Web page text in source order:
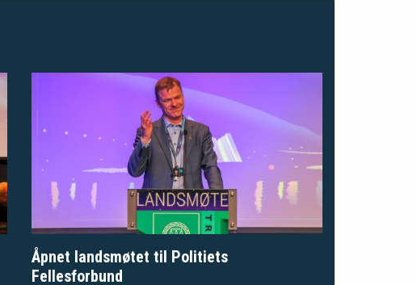
Åpnet landsmøtet til Politiets
Fellesforbund